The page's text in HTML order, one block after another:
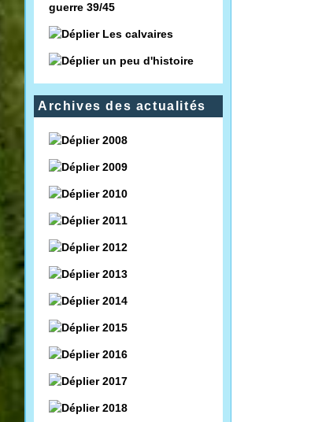
guerre 39/45
Les calvaires
un peu d'histoire
Archives des actualités
2008
2009
2010
2011
2012
2013
2014
2015
2016
2017
2018